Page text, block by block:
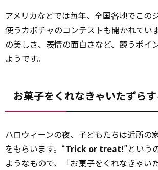
アメリカなどでは毎年、全国各地でこの
使うカボチャのコンテストも開かれてい
の美しさ、表情の面白さなど、競うポイ
ようです。
お菓子をくれなきゃいたずら
ハロウィーンの夜、子どもたちは近所の
をもらいます。“Trick or treat!”という
ようなもので、「お菓子をくれなきゃい